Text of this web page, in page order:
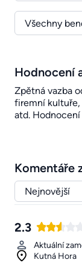
Hodnocení
Zpětná vazba
firemní
atd.
Komentáře
2.3
Aktuální
Kutná Hora